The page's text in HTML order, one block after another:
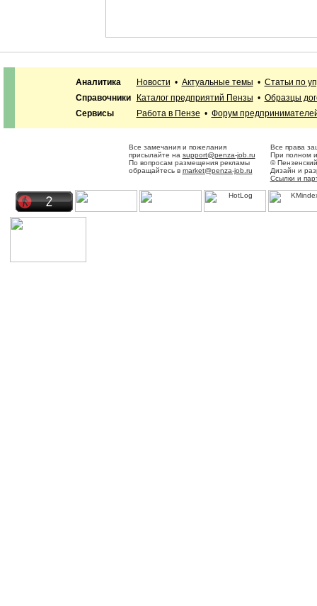
Аналитика Новости • Актуальные темы • Статьи по
Справочники
Каталог предприятий Пензы • Образцы
Сервисы
Работа в Пензе • Форум
Все замечания и пожелания
присылайте на support@penza-job.ru
По вопросам размещения рекламы
обращайтесь в market@penza-job.ru
Все права
При полном
©
Дизайн и
Ссылки и